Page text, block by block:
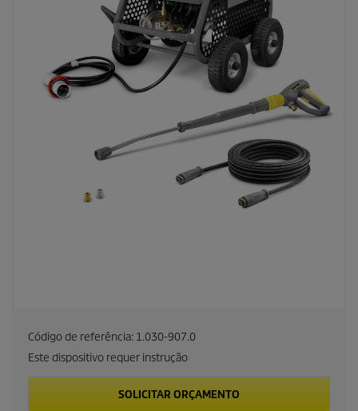
Código de referência: 1.030-907.0
Este dispositivo requer instrução
SOLICITAR ORÇAMENTO